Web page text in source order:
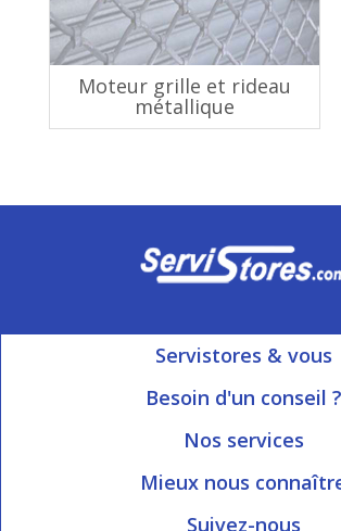
Moteur grille et rideau
métallique
Servistores & vous
Mon compte
Besoin d'un conseil ?
Ouvert du Lundi au
Nos services
Informations livraison
Blog Servistores
Mieux nous
Qui sommes-nous?
Suivez-nous